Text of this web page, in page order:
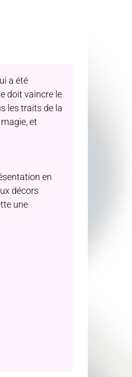
a été
doit vaincre le
les traits de la
et
en
décors
une